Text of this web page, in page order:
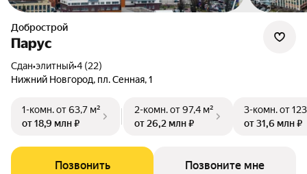
Добрострой
Парус
Сдан•элитный•4 (22)
Нижний Новгород, пл. Сенная, 1
1-комн.от 63,7 м²
от 18,9 млн ₽
2-комн.от 97,4 м²
от 26,2 млн ₽
3-комн.от
от 31,6 млн ₽
Позвонить Позвоните мне